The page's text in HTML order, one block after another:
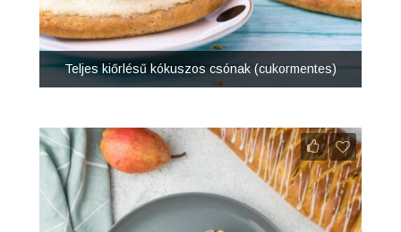
Teljes kiőrlésű kókuszos csónak (cukormentes)